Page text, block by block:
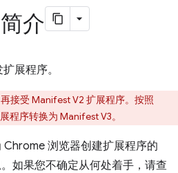
介
展程序。
接受 Manifest V2 扩展程序。按照
程序转换为 Manifest V3。
浏览器创建扩展程序的
如果您不确定从何处着手，请查